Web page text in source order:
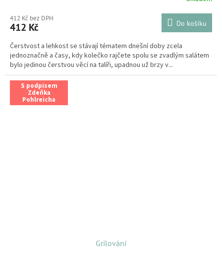
412 Kč bez DPH
412 Kč Do košíku
Čerstvost a lehkost se stávají tématem dnešní doby zcela
jednoznačně a časy, kdy kolečko rajčete spolu se zvadlým salátem
bylo jedinou čerstvou věcí na talíři, upadnou už brzy v...
S podpisem
Zdeňka
Pohlreicha
Grilování